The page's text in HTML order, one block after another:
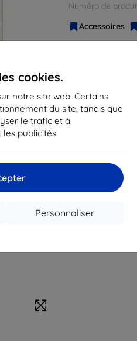
cookies.
notre site web. Certains
du site, tandis que
le trafic et à
publicités.
Personnaliser
Numéro de
Accessoires